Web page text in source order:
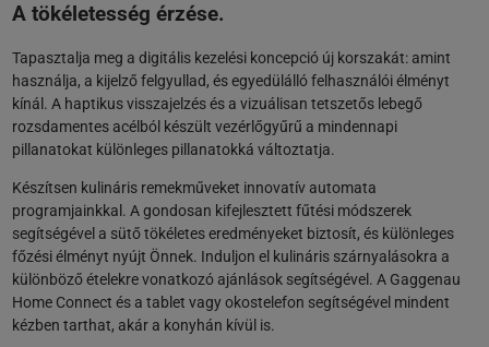
A tökéletesség érzése.
Tapasztalja meg a digitális kezelési koncepció új korszakát: amint
használja, a kijelző felgyullad, és egyedülálló felhasználói élményt
kínál. A haptikus visszajelzés és a vizuálisan tetszetős lebegő
rozsdamentes acélból készült vezérlőgyűrű a mindennapi
pillanatokat különleges pillanatokká változtatja.
Készítsen kulináris remekműveket innovatív automata
programjainkkal. A gondosan kifejlesztett fűtési módszerek
segítségével a sütő tökéletes eredményeket biztosít, és különleges
főzési élményt nyújt Önnek. Induljon el kulináris szárnyalásokra a
különböző ételekre vonatkozó ajánlások segítségével. A Gaggenau
Home Connect és a tablet vagy okostelefon segítségével mindent
kézben tarthat, akár a konyhán kívül is.